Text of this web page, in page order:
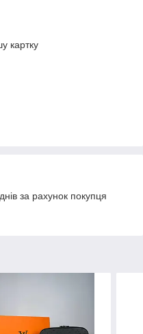
картку
за рахунок покупця